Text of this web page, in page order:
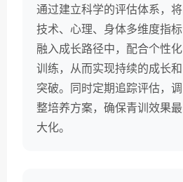
通过建立科学的评估体系，将
技术、心理、身体多维度指标
融入成长路径中，配合个性化
训练，从而实现持续的成长和
突破。同时定期追踪评估，调
整培养方案，确保青训效果最
大化。